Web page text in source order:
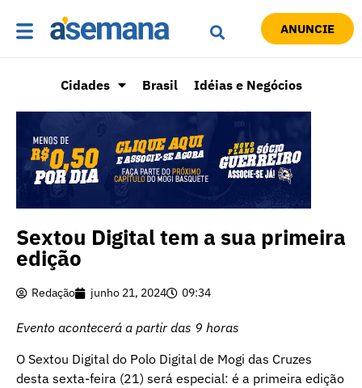
ANUNCIE
Cidades Brasil Idéias e Negócios
Sextou Digital tem a sua primeira
edição
Redação junho 21, 2024 09:34
Evento acontecerá a partir das 9 horas
O Sextou Digital do Polo Digital de Mogi das Cruzes
desta sexta-feira (21) será especial: é a primeira edição